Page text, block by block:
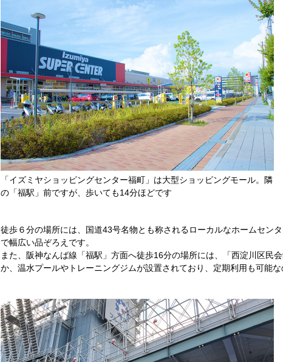
「イズミヤショッピングセンター福町」は大型ショッピングモール。隣
の「福駅」前ですが、歩いても14分ほどです
徒歩６分の場所には、国道43号名物とも称されるローカルなホームセン
で幅広い品ぞろえです。
また、阪神なんば線「福駅」方面へ徒歩16分の場所には、「西淀川区民
か、温水プールやトレーニングジムが設置されており、定期利用も可能